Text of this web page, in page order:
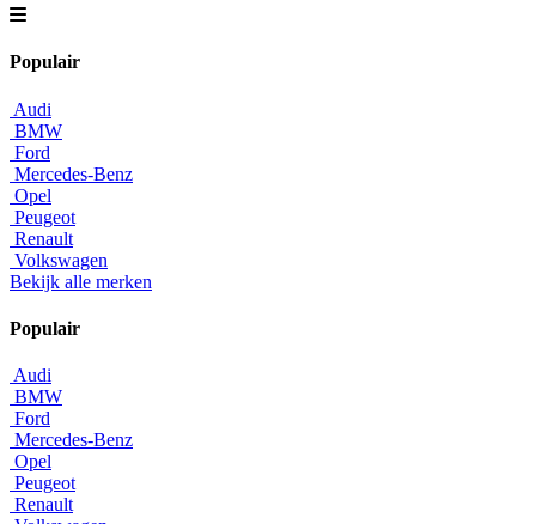
Populair
Audi
BMW
Ford
Mercedes-Benz
Opel
Peugeot
Renault
Volkswagen
Bekijk alle merken
Populair
Audi
BMW
Ford
Mercedes-Benz
Opel
Peugeot
Renault